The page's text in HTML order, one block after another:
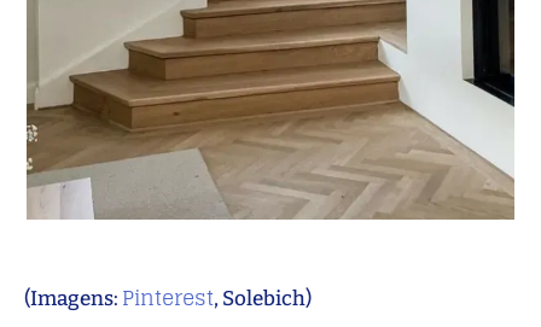
(Imagens: Pinterest, Solebich)